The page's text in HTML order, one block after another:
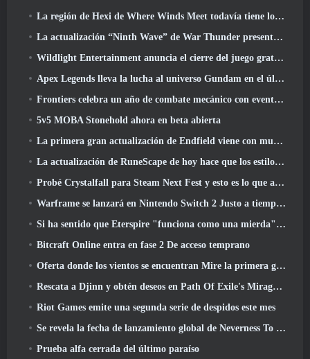
La región de Hexi de Where Winds Meet todavía tiene lo que los jugadores aman y al mismo tiempo es una experiencia única
La actualización “Ninth Wave” de War Thunder presenta aviones de rango IX
Wildlight Entertainment anuncia el cierre del juego gratuito Hero Shooter Highguard
Apex Legends lleva la lucha al universo Gundam en el último evento cruzado
Frontiers celebra un año de combate mecánico con eventos de aniversario
5v5 MOBA Stonehold ahora en beta abierta
La primera gran actualización de Endfield viene con muchas optimizaciones
La actualización de RuneScape de hoy hace que los estilos de combate originales del MMORPG sean más fáciles de aprender
Probé Crystalfall para Steam Next Fest y esto es lo que aprendí
Warframe se lanzará en Nintendo Switch 2 Justo a tiempo para la próxima actualización importante, El fotógrafo de sombras
Si ha sentido que Eterspire "funciona como una mierda", El director creativo dice que ya no es así
Bitcraft Online entra en fase 2 De acceso temprano
Oferta donde los vientos se encuentran Mire la primera gran expansión en la transmisión en vivo de Hexi
Rescata a Djinn y obtén deseos en Path Of Exile's Mirage League
Riot Games emite una segunda serie de despidos este mes
Se revela la fecha de lanzamiento global de Neverness To Everness
Prueba alfa cerrada del último paraíso